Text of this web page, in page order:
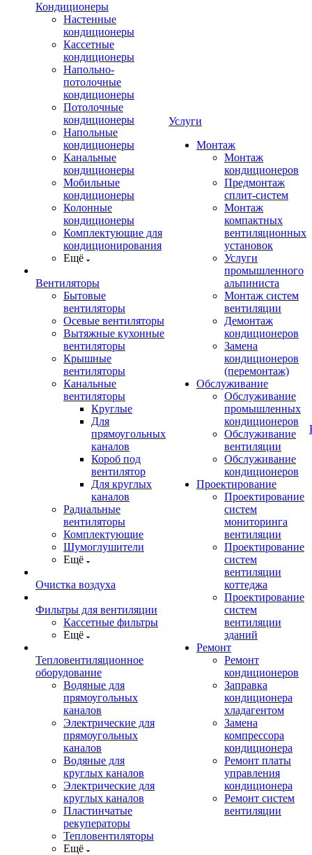
Кондиционеры
Настенные
кондиционеры
Кассетные
кондиционеры
Напольно-
потолочные
кондиционеры
Потолочные
кондиционеры
Напольные
кондиционеры
Канальные
кондиционеры
Мобильные
кондиционеры
Колонные
кондиционеры
Комплектующие для
кондиционирования
Ещё
Вентиляторы
Бытовые
вентиляторы
Осевые вентиляторы
Вытяжные кухонные
вентиляторы
Крышные
вентиляторы
Канальные
вентиляторы
Круглые
Для
прямоугольных
каналов
Короб под
вентилятор
Для круглых
каналов
Радиальные
вентиляторы
Комплектующие
Шумоглушители
Ещё
Очистка воздуха
Фильтры для вентиляции
Кассетные фильтры
Ещё
Тепловентиляционное
оборудование
Водяные для
прямоугольных
каналов
Электрические для
прямоугольных
каналов
Водяные для
круглых каналов
Электрические для
круглых каналов
Пластинчатые
рекуператоры
Тепловентиляторы
Ещё
Услуги
Монтаж
Монтаж
кондиционеров
Предмонтаж
сплит-систем
Монтаж
компактных
вентиляционных
установок
Услуги
промышленного
альпиниста
Монтаж систем
вентиляции
Демонтаж
кондиционеров
Замена
кондиционеров
(перемонтаж)
Обслуживание
Обслуживание
промышленных
кондиционеров
Обслуживание
вентиляции
Обслуживание
кондиционеров
Проектирование
Проектирование
систем
мониторинга
вентиляции
Проектирование
систем
вентиляции
коттеджа
Проектирование
систем
вентиляции
зданий
Ремонт
Ремонт
кондиционеров
Заправка
кондиционера
хладагентом
Замена
компрессора
кондиционера
Ремонт платы
управления
кондиционера
Ремонт систем
вентиляции